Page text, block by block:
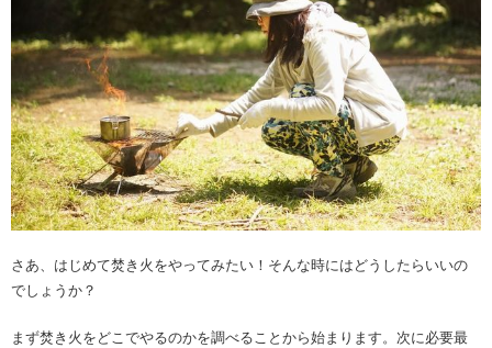
さあ、はじめて焚き火をやってみたい！そんな時にはどうしたらいいの
でしょうか？
まず焚き火をどこでやるのかを調べることから始まります。次に必要最